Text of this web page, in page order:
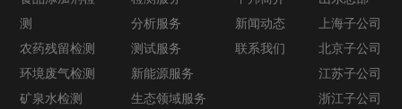
测
农药残留检测
环境废气检测
矿泉水检测
分析服务
测试服务
新能源服务
生态领域服务
新闻动态
联系我们
上海子公司
北京子公司
江苏子公司
浙江子公司